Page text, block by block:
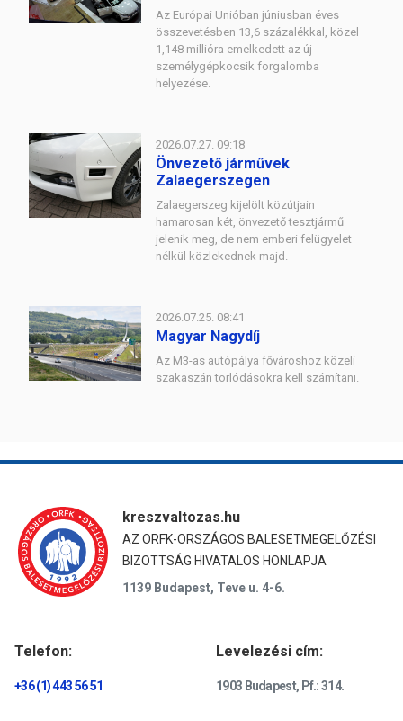
Az Európai Unióban júniusban éves
összevetésben 13,6 százalékkal, közel
1,148 millióra emelkedett az új
személygépkocsik forgalomba
helyezése.
2026.07.27. 09:18
Önvezető járművek
Zalaegerszegen
Zalaegerszeg kijelölt közútjain
hamarosan két, önvezető tesztjármű
jelenik meg, de nem emberi felügyelet
nélkül közlekednek majd.
2026.07.25. 08:41
Magyar Nagydíj
Az M3-as autópálya fővároshoz közeli
szakaszán torlódásokra kell számítani.
kreszvaltozas.hu
AZ ORFK-ORSZÁGOS BALESETMEGELŐZÉSI
BIZOTTSÁG HIVATALOS HONLAPJA
1139 Budapest, Teve u. 4-6.
Telefon:
+36 (1) 443 56 51
Levelezési cím:
1903 Budapest, Pf.: 314.